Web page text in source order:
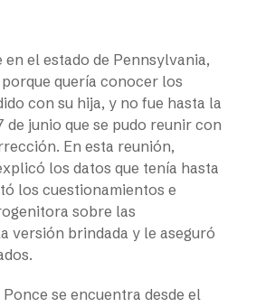
en el estado de Pennsylvania,
quería conocer los
con su hija, y no fue hasta la
de junio que se pudo reunir con
En esta reunión,
los datos que tenía hasta
los cuestionamientos e
sobre las
versión brindada y le aseguró
se encuentra desde el